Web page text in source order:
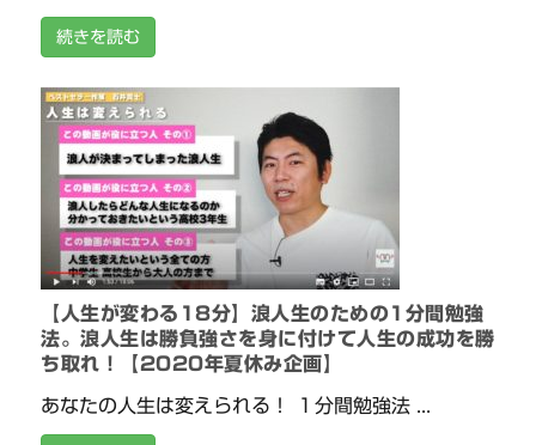
続きを読む
【人生が変わる18分】浪人生のための1分間勉強
法。浪人生は勝負強さを身に付けて人生の成功を勝
ち取れ！【2020年夏休み企画】
あなたの人生は変えられる！ １分間勉強法 ...